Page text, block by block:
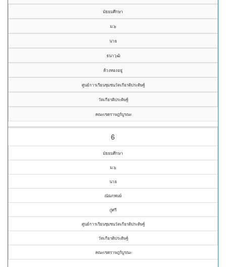
มัธยมศึกษา
ม.๖
นาย
ธนาวุฒิ
ด้วงทองอยู่
ศูนย์การเรียนชุมชนวัดเกียรติประดิษฐ์
วัดเกียรติประดิษฐ์
คณะเขตราษฎร์บูรณะ
6
มัธยมศึกษา
ม.๖
นาย
ณัฌกพนษ์
ภู่ศรี
ศูนย์การเรียนชุมชนวัดเกียรติประดิษฐ์
วัดเกียรติประดิษฐ์
คณะเขตราษฎร์บูรณะ